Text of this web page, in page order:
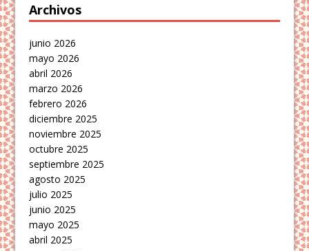
Archivos
junio 2026
mayo 2026
abril 2026
marzo 2026
febrero 2026
diciembre 2025
noviembre 2025
octubre 2025
septiembre 2025
agosto 2025
julio 2025
junio 2025
mayo 2025
abril 2025